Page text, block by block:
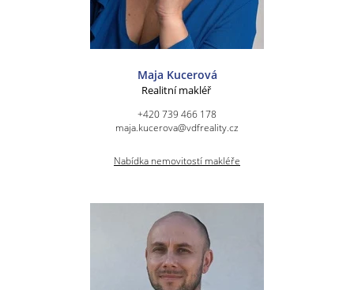
Maja Kucerová
Realitní makléř
+420 739 466 178
maja.kucerova@vdfreality.cz
Nabídka nemovitostí makléře